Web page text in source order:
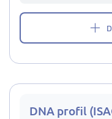
DNA profil